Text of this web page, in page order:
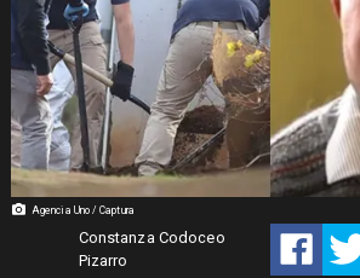
Agencia Uno / Captura
Constanza Codoceo
Pizarro